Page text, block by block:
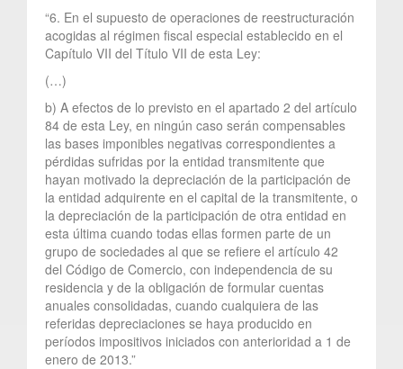
“6. En el supuesto de operaciones de reestructuración
acogidas al régimen fiscal especial establecido en el
Capítulo VII del Título VII de esta Ley:
(…)
b) A efectos de lo previsto en el apartado 2 del artículo
84 de esta Ley, en ningún caso serán compensables
las bases imponibles negativas correspondientes a
pérdidas sufridas por la entidad transmitente que
hayan motivado la depreciación de la participación de
la entidad adquirente en el capital de la transmitente, o
la depreciación de la participación de otra entidad en
esta última cuando todas ellas formen parte de un
grupo de sociedades al que se refiere el artículo 42
del Código de Comercio, con independencia de su
residencia y de la obligación de formular cuentas
anuales consolidadas, cuando cualquiera de las
referidas depreciaciones se haya producido en
períodos impositivos iniciados con anterioridad a 1 de
enero de 2013.”